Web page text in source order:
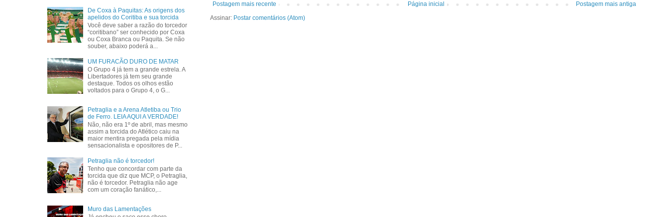
Postagem mais recente Postagem mais antiga
Página inicial
Assinar: Postar comentários (Atom)
De Coxa à Paquitas: As origens dos
apelidos do Coritiba e sua torcida
Você deve saber a razão do torcedor
“coritibano” ser conhecido por Coxa
ou Coxa Branca ou Paquita. Se não
souber, abaixo poderá a...
UM FURACÃO DURO DE MATAR
O Grupo 4 já tem a grande estrela. A
Libertadores já tem seu grande
destaque. Todos os olhos estão
voltados para o Grupo 4, o G...
Petraglia e a Arena Atletiba ou Trio
de Ferro. LEIA AQUI A VERDADE!
Não, não era 1º de abril, mas mesmo
assim a torcida do Atlético caiu na
maior mentira pregada pela mídia
sensacionalista e opositores de P...
Petraglia não é torcedor!
Tenho que concordar com parte da
torcida que diz que MCP, o Petraglia,
não é torcedor. Petraglia não age
com um coração fanático,...
Muro das Lamentações